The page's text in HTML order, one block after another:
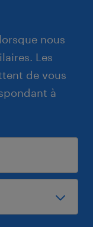
nous
Les
de vous
à